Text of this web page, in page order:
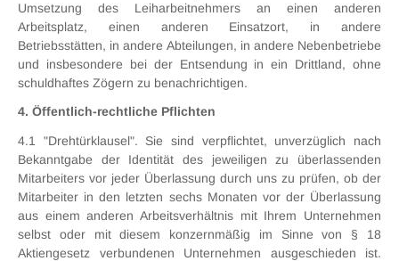
Umsetzung des Leiharbeitnehmers an einen anderen
Arbeitsplatz, einen anderen Einsatzort, in andere
Betriebsstätten, in andere Abteilungen, in andere Nebenbetriebe
und insbesondere bei der Entsendung in ein Drittland, ohne
schuldhaftes Zögern zu benachrichtigen.
4. Öffentlich-rechtliche Pflichten
4.1 "Drehtürklausel". Sie sind verpflichtet, unverzüglich nach
Bekanntgabe der Identität des jeweiligen zu überlassenden
Mitarbeiters vor jeder Überlassung durch uns zu prüfen, ob der
Mitarbeiter in den letzten sechs Monaten vor der Überlassung
aus einem anderen Arbeitsverhältnis mit Ihrem Unternehmen
selbst oder mit diesem konzernmäßig im Sinne von § 18
Aktiengesetz verbundenen Unternehmen ausgeschieden ist.